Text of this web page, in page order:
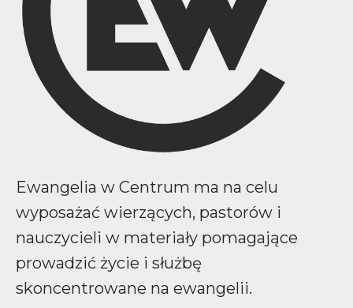
Ewangelia w Centrum ma na celu
wyposażać wierzących, pastorów i
nauczycieli w materiały pomagające
prowadzić życie i służbę
skoncentrowane na ewangelii.